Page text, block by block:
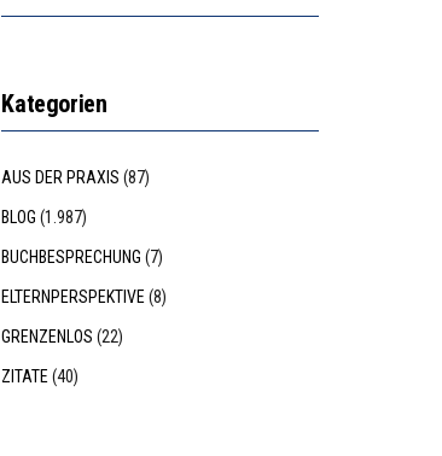
Kategorien
AUS DER PRAXIS (87)
BLOG (1.987)
BUCHBESPRECHUNG (7)
ELTERNPERSPEKTIVE(8)
GRENZENLOS (22)
ZITATE(40)